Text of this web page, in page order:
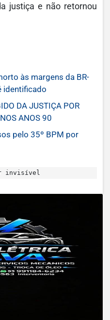
justiça e não retornou
às margens da BR-
identificado
DA JUSTIÇA POR
ANOS 90
pelo 35º BPM por
invisível